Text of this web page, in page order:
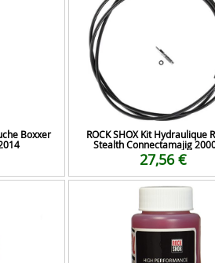
Boxxer
ROCK SHOX Kit Hydraulique
Stealth Connectamajig
27,56 €